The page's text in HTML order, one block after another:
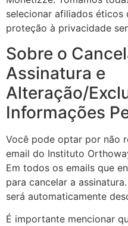
selecionar afiliados éticos
proteção à privacidade
Sobre o
Assinatura e
Alteração/
Informações
Você pode optar por não
email do Instituto
Em todos os emails que
para cancelar a
será automaticamente
É importante mencionar